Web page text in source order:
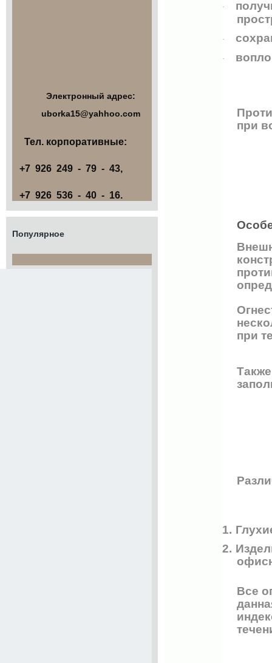
·
·
·
при
при
1.
2.
Все
Электронный адрес:
uborka15@yahhoo.com
Тел. корпоративные:
+7 926 249 - 79 - 43,
+7 926 536 - 40 - 16.
Популярное